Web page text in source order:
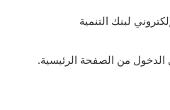
لبنك التنمية
من الصفحة الرئيسية.